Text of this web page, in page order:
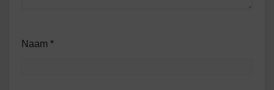
Naam *